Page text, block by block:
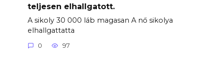
teljesen elhallgatott.
A sikoly 30 000 láb magasan A nő sikolya
elhallgattatta
0 97